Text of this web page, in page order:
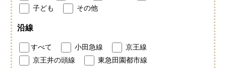
子ども
その他
沿線
すべて 小田急線
京王線
京王井の頭線
東急田園都市線